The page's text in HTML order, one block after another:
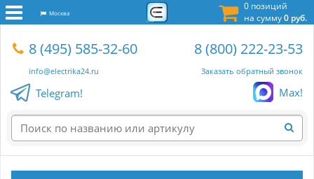
0 позиций
на сумму0 руб.
Москва
8 (495) 585-32-60
info@electrika24.ru
8 (800) 222-23-53
Заказать обратный звонок
Telegram! Max!